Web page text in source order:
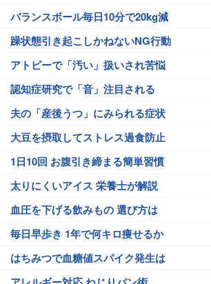
バランスボール毎日10分で20kg減
躁状態引き起こしかねないNG行動
アトピーで「汚い」扱いされ苦悩
認知症研究で「音」注目される
夫の「産後うつ」にみられる症状
大豆を摂取してストレス過食防止
1日10回 お腹引き締まる簡単習慣
太りにくいアイス 栄養士が解説
血圧を下げる飲みもの 選び方は
毎日早歩き 1年で何キロ痩せるか
はちみつで血糖値スパイク発生は